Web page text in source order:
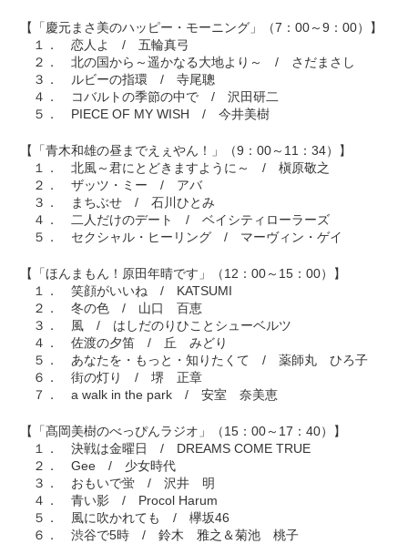
【「慶元まさ美のハッピー・モーニング」（7：00～9：00）】
１． 恋人よ / 五輪真弓
２． 北の国から～遥かなる大地より～ / さだまさし
３． ルビーの指環 / 寺尾聰
４． コバルトの季節の中で / 沢田研二
５． PIECE OF MY WISH / 今井美樹
【「青木和雄の昼までえぇやん！」（9：00～11：34）】
１． 北風～君にとどきますように～ / 槇原敬之
２． ザッツ・ミー / アバ
３． まちぶせ / 石川ひとみ
４． 二人だけのデート / ベイシティローラーズ
５． セクシャル・ヒーリング / マーヴィン・ゲイ
【「ほんまもん！原田年晴です」（12：00～15：00）】
１． 笑顔がいいね / KATSUMI
２． 冬の色 / 山口 百恵
３． 風 / はしだのりひことシューベルツ
４． 佐渡の夕笛 / 丘 みどり
５． あなたを・もっと・知りたくて / 薬師丸 ひろ子
６． 街の灯り / 堺 正章
７． a walk in the park / 安室 奈美恵
【「髙岡美樹のべっぴんラジオ」（15：00～17：40）】
１． 決戦は金曜日 / DREAMS COME TRUE
２． Gee / 少女時代
３． おもいで蛍 / 沢井 明
４． 青い影 / Procol Harum
５． 風に吹かれても / 欅坂46
６． 渋谷で5時 / 鈴木 雅之＆菊池 桃子